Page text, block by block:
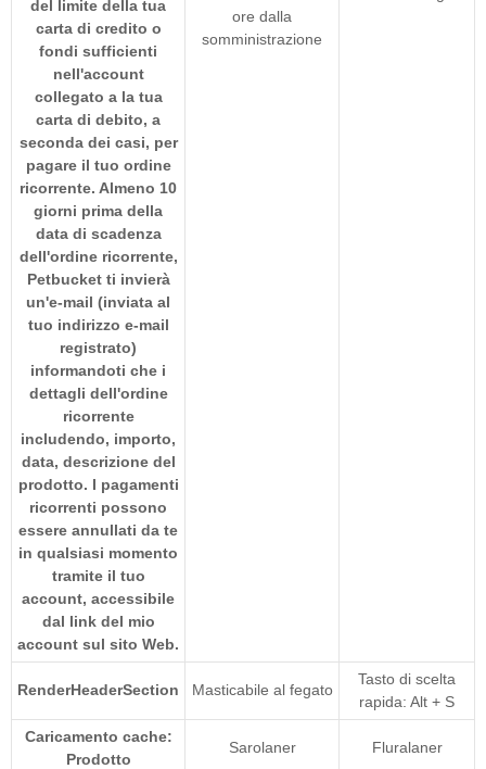
del limite della tua
carta di credito o
fondi sufficienti
nell'account
collegato a la tua
carta di debito, a
seconda dei casi, per
pagare il tuo ordine
ricorrente. Almeno 10
giorni prima della
data di scadenza
dell'ordine ricorrente,
Petbucket ti invierà
un'e-mail (inviata al
tuo indirizzo e-mail
registrato)
informandoti che i
dettagli dell'ordine
ricorrente
includendo, importo,
data, descrizione del
prodotto. I pagamenti
ricorrenti possono
essere annullati da te
in qualsiasi momento
tramite il tuo
account, accessibile
dal link del mio
account sul sito Web.
ore dalla
somministrazione
RenderHeaderSection Masticabile al fegato
Tasto di scelta
rapida: Alt + S
Caricamento cache:
Prodotto
Sarolaner Fluralaner